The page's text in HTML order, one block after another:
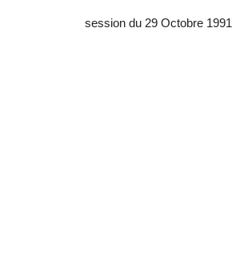
sa session du 29 Octobre 1991